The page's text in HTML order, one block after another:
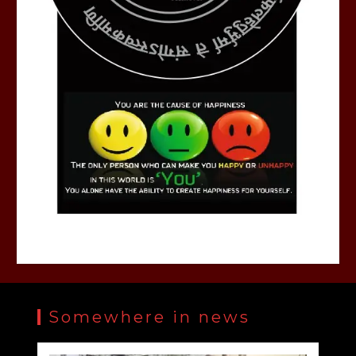
Somewhere in news